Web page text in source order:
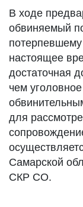
В ходе
обвиняемый
настоящее
достаточная
чем
для
Самарской
СКР СО.